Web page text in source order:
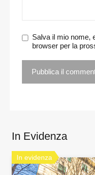
Salva il mio nome,
browser per la
In Evidenza
In evidenza